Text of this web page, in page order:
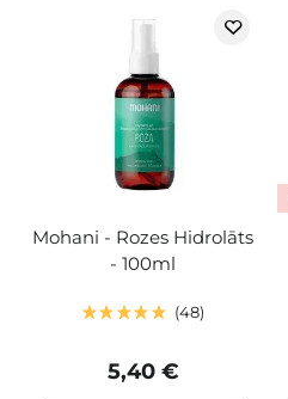
Mohani - Rozes Hidrolāts
- 100ml
48
5,40 €